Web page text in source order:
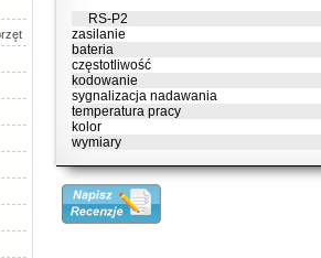
RS-P2
zasilanie
bateria
częstotliwość
kodowanie
sygnalizacja nadawania
temperatura pracy
kolor
wymiary